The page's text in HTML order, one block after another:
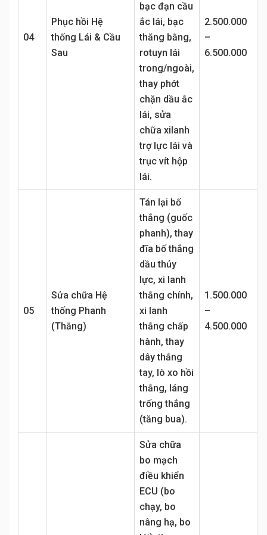
04
Phục hồi Hệ
thống Lái & Cầu
Sau
bạc đạn cầu
ắc lái, bạc
thăng bằng,
rotuyn lái
trong/ngoài,
thay phớt
chặn dầu ắc
lái, sửa
chữa xilanh
trợ lực lái và
trục vít hộp
lái.
2.500.000
–
6.500.000
05
Sửa chữa Hệ
thống Phanh
(Thắng)
Tán lại bố
thắng (guốc
phanh), thay
đĩa bố thắng
dầu thủy
lực, xi lanh
thắng chính,
xi lanh
thắng chấp
hành, thay
dây thắng
tay, lò xo hồi
thắng, láng
trống thắng
(tăng bua).
1.500.000
–
4.500.000
Sửa chữa
bo mạch
điều khiển
ECU (bo
chạy, bo
nâng hạ, bo